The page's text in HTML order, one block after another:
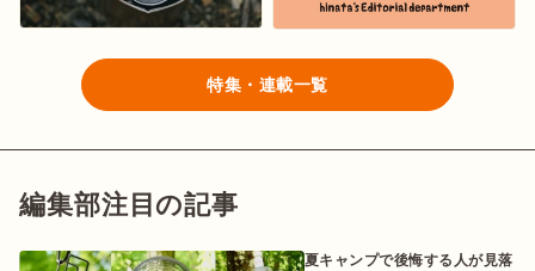
特集・連載一覧
編集部注目の記事
夏キャンプで後悔する人が見落